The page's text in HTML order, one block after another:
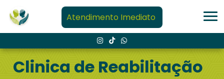
Atendimento Imediato
Clinica de Reabilitação